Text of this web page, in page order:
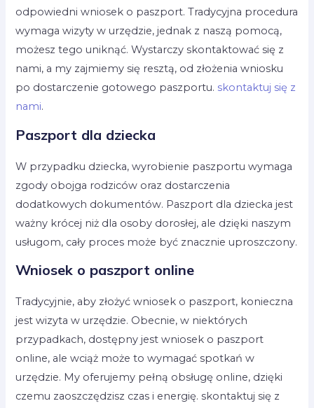
odpowiedni wniosek o paszport. Tradycyjna procedura
wymaga wizyty w urzędzie, jednak z naszą pomocą,
możesz tego uniknąć. Wystarczy skontaktować się z
nami, a my zajmiemy się resztą, od złożenia wniosku
po dostarczenie gotowego paszportu. skontaktuj się z
nami.
Paszport dla dziecka
W przypadku dziecka, wyrobienie paszportu wymaga
zgody obojga rodziców oraz dostarczenia
dodatkowych dokumentów. Paszport dla dziecka jest
ważny krócej niż dla osoby dorosłej, ale dzięki naszym
usługom, cały proces może być znacznie uproszczony.
Wniosek o paszport online
Tradycyjnie, aby złożyć wniosek o paszport, konieczna
jest wizyta w urzędzie. Obecnie, w niektórych
przypadkach, dostępny jest wniosek o paszport
online, ale wciąż może to wymagać spotkań w
urzędzie. My oferujemy pełną obsługę online, dzięki
czemu zaoszczędzisz czas i energię. skontaktuj się z